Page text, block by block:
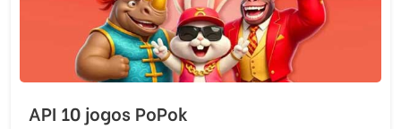
API 10 jogos PoPok